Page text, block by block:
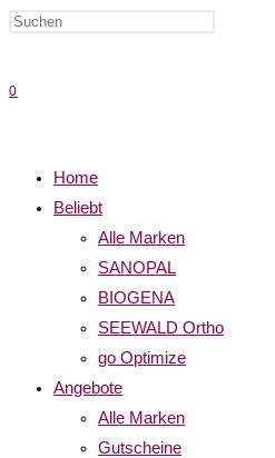
0
Home
Beliebt
Alle Marken
SANOPAL
BIOGENA
SEEWALD Ortho
go Optimize
Angebote
Alle Marken
Gutscheine